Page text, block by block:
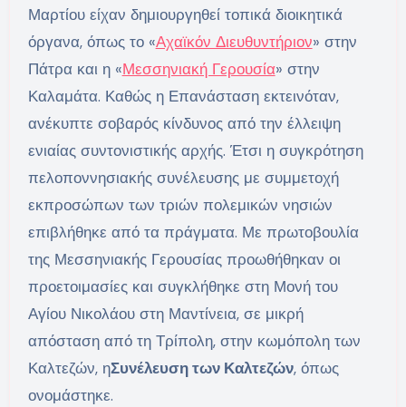
Μαρτίου είχαν δημιουργηθεί τοπικά διοικητικά
όργανα, όπως το «Αχαϊκόν Διευθυντήριον» στην
Πάτρα και η «Μεσσηνιακή Γερουσία» στην
Καλαμάτα. Καθώς η Επανάσταση εκτεινόταν,
ανέκυπτε σοβαρός κίνδυνος από την έλλειψη
ενιαίας συντονιστικής αρχής. Έτσι η συγκρότηση
πελοποννησιακής συνέλευσης με συμμετοχή
εκπροσώπων των τριών πολεμικών νησιών
επιβλήθηκε από τα πράγματα. Με πρωτοβουλία
της Μεσσηνιακής Γερουσίας προωθήθηκαν οι
προετοιμασίες και συγκλήθηκε στη Μονή του
Αγίου Νικολάου στη Μαντίνεια, σε μικρή
απόσταση από τη Τρίπολη, στην κωμόπολη των
Καλτεζών, ηΣυνέλευση των Καλτεζών, όπως
ονομάστηκε.